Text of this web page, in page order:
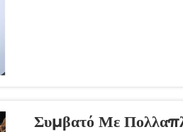
Συμβατό Με